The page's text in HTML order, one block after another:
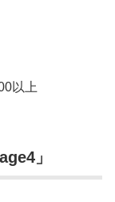
以上
」